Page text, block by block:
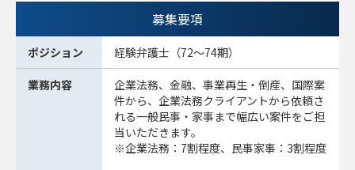
募集要項
ポジション 経験弁護士（72～74期）
業務内容
企業法務、金融、事業再生・倒産、国際案
件から、企業法務クライアントから依頼さ
れる一般民事・家事まで幅広い案件をご担
当いただきます。
※企業法務：7割程度、民事家事：3割程度